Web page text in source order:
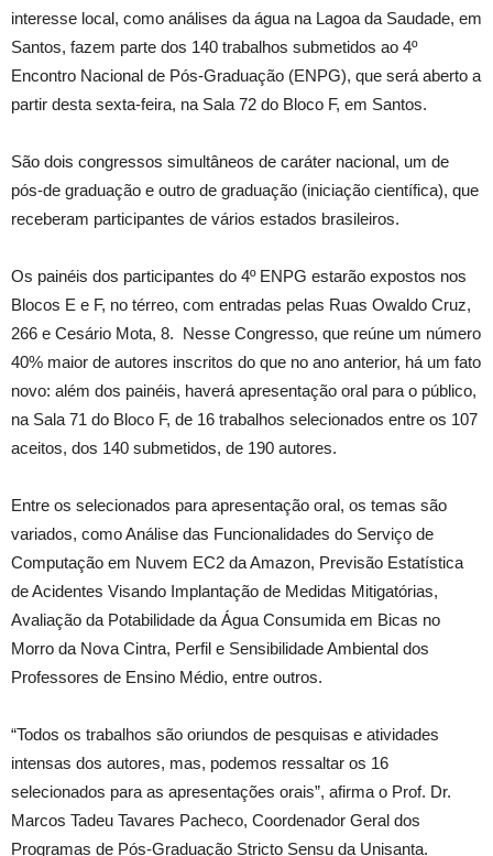
interesse local, como análises da água na Lagoa da Saudade, em
Santos, fazem parte dos 140 trabalhos submetidos ao 4º
Encontro Nacional de Pós-Graduação (ENPG), que será aberto a
partir desta sexta-feira, na Sala 72 do Bloco F, em Santos.
São dois congressos simultâneos de caráter nacional, um de
pós-de graduação e outro de graduação (iniciação científica), que
receberam participantes de vários estados brasileiros.
Os painéis dos participantes do 4º ENPG estarão expostos nos
Blocos E e F, no térreo, com entradas pelas Ruas Owaldo Cruz,
266 e Cesário Mota, 8. Nesse Congresso, que reúne um número
40% maior de autores inscritos do que no ano anterior, há um fato
novo: além dos painéis, haverá apresentação oral para o público,
na Sala 71 do Bloco F, de 16 trabalhos selecionados entre os 107
aceitos, dos 140 submetidos, de 190 autores.
Entre os selecionados para apresentação oral, os temas são
variados, como Análise das Funcionalidades do Serviço de
Computação em Nuvem EC2 da Amazon, Previsão Estatística
de Acidentes Visando Implantação de Medidas Mitigatórias,
Avaliação da Potabilidade da Água Consumida em Bicas no
Morro da Nova Cintra, Perfil e Sensibilidade Ambiental dos
Professores de Ensino Médio, entre outros.
“Todos os trabalhos são oriundos de pesquisas e atividades
intensas dos autores, mas, podemos ressaltar os 16
selecionados para as apresentações orais”, afirma o Prof. Dr.
Marcos Tadeu Tavares Pacheco, Coordenador Geral dos
Programas de Pós-Graduação Stricto Sensu da Unisanta.